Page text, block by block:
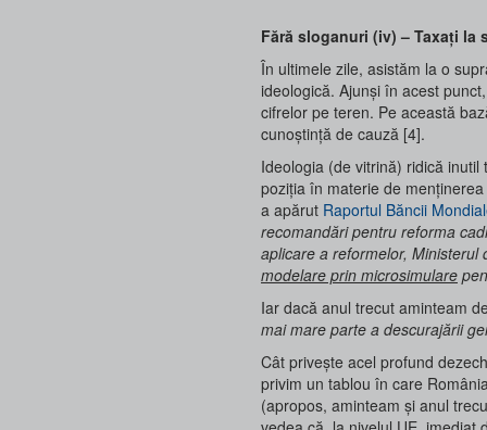
Fără sloganuri (iv) – Taxați
În ultimele zile, asistăm la o
ideologică. Ajunși în acest
cifrelor pe teren. Pe această
cunoștință de cauză [4].
Ideologia (de vitrină) ridică
poziția în materie de
a apărut Raportul Băncii
recomandări pentru reforma
aplicare a reformelor,
modelare prin microsimulare
Iar dacă anul trecut aminteam
mai mare parte a descurajării
Cât privește acel profund
privim un tablou în care
(apropos, aminteam și anul